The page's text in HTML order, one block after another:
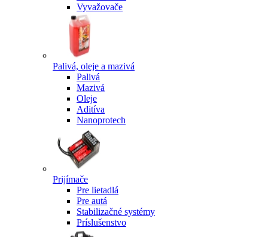
Vyvažovače
Palivá, oleje a mazivá
Palivá
Mazivá
Oleje
Aditíva
Nanoprotech
Prijímače
Pre lietadlá
Pre autá
Stabilizačné systémy
Príslušenstvo